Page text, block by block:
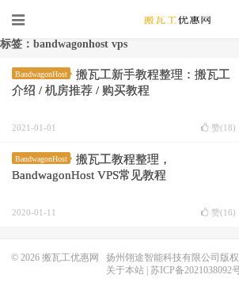
标签：bandwagonhost vps
BandwagonHost
搬瓦工新手教程整理：搬瓦工
介绍 / 机房推荐 / 购买教程
2021-01-01 赞(18)
BandwagonHost
搬瓦工教程整理，
BandwagonHost VPS常见教程
2020-01-11 赞(16)
© 2026 搬瓦工优惠网 扬州翎途智能科技有限公司版权
关于本站| 苏ICP备2021038092